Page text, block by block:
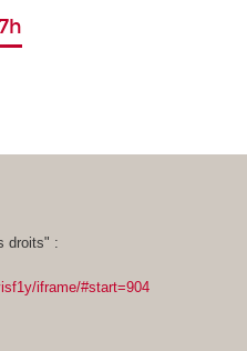
droits" :
iframe/#start=904